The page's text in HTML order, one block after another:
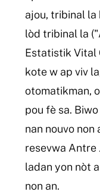
ajou, tribinal la
lòd tribinal la
Estatistik Vital
kote w ap viv
otomatikman,
pou fè sa.
nan nouvo non
resevwa Antre
ladan yon nòt
non an.